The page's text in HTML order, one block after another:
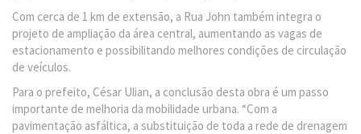
Com cerca de 1 km de extensão, a Rua John também integra o
projeto de ampliação da área central, aumentando as vagas de
estacionamento e possibilitando melhores condições de circulação
de veículos.
Para o prefeito, César Ulian, a conclusão desta obra é um passo
importante de melhoria da mobilidade urbana. “Com a
pavimentação asfáltica, a substituição de toda a rede de drenagem